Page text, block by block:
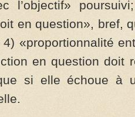
l’objectif»
en question», bref,
«proportionnalité
en question doit
si elle échoue à